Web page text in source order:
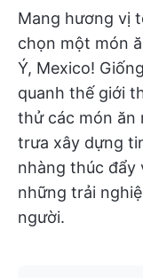
Mang hương vị
chọn một món
Ý, Mexico!
quanh thế giới
thử các món ăn
trưa xây dựng
nhàng thúc đẩy
những trải
người.